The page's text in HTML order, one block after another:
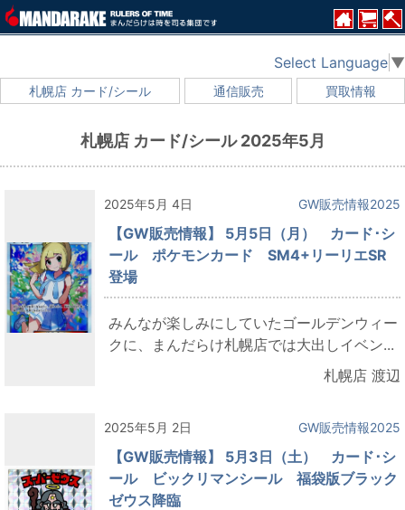
札幌店 カード/シール 通信販売 買取情報
Select Language ▼
札幌店 カード/シール 2025年5月
2025年5月 4日 GW販売情報2025
【GW販売情報】 5月5日（月） カード･シ
ール ポケモンカード SM4+リーリエSR
登場
みんなが楽しみにしていたゴールデンウィー
クに、まんだらけ札幌店では大出しイベン...
札幌店 渡辺
2025年5月 2日 GW販売情報2025
【GW販売情報】 5月3日（土） カード･シ
ール ビックリマンシール 福袋版ブラック
ゼウス降臨